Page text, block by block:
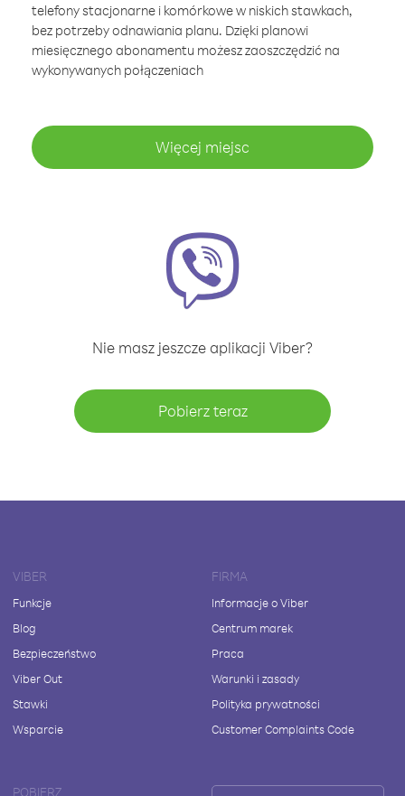
telefony stacjonarne i komórkowe w niskich stawkach,
bez potrzeby odnawiania planu. Dzięki planowi
miesięcznego abonamentu możesz zaoszczędzić na
wykonywanych połączeniach
Więcej miejsc
Nie masz jeszcze aplikacji Viber?
Pobierz teraz
VIBER
Funkcje
Blog
Bezpieczeństwo
Viber Out
Stawki
Wsparcie
FIRMA
Informacje o Viber
Centrum marek
Praca
Warunki i zasady
Polityka prywatności
Customer Complaints Code
POBIERZ